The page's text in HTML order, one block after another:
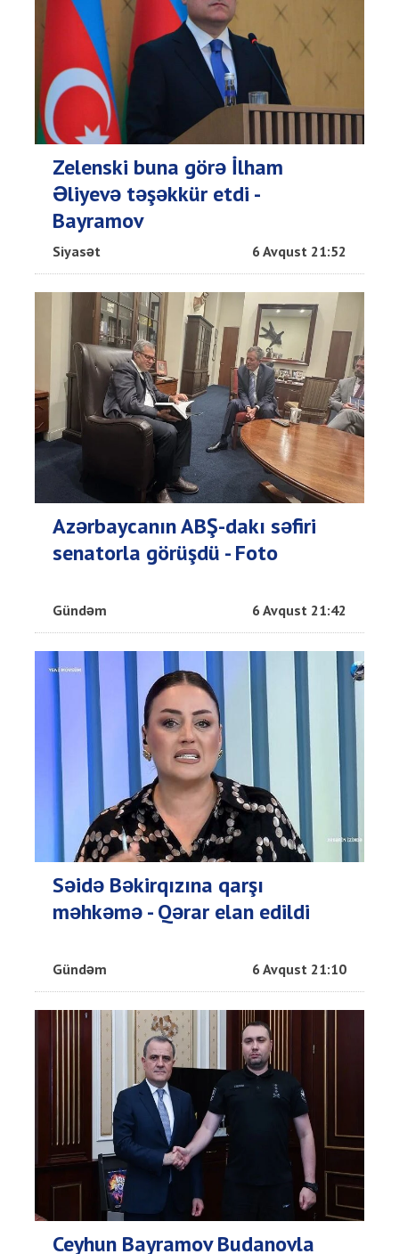
Zelenski buna görə İlham
Əliyevə təşəkkür etdi -
Bayramov
Siyasət 6 Avqust 21:52
Azərbaycanın ABŞ-dakı səfiri
senatorla görüşdü - Foto
Gündəm 6 Avqust 21:42
Səidə Bəkirqızına qarşı
məhkəmə - Qərar elan edildi
Gündəm 6 Avqust 21:10
Ceyhun Bayramov Budanovla